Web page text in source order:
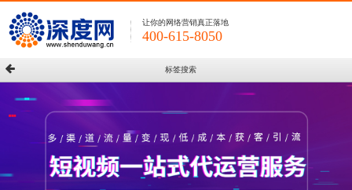
让你的网络营销真正落地
400-615-8050
标签搜索